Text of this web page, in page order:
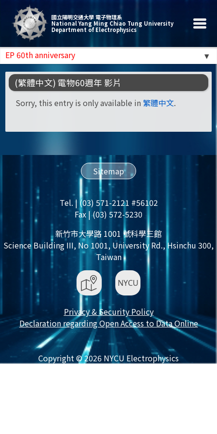
國立陽明交通大學 電子物理系
National Yang Ming Chiao Tung University
Department of Electrophysics
EP 60th anniversary
(繁體中文) 電物60週年 影片
Sorry, this entry is only available in 繁體中文.
Sitemap
Tel. | (03) 571-2121 #56102
Fax | (03) 572-5230
新竹市大學路 1001 號科學三館
Science Building III, No 1001, University Rd., Hsinchu 300,
Taiwan
Privacy & Security Policy
Declaration regarding Open Access to Data Online
Copyright © 2026 NYCU Electrophysics